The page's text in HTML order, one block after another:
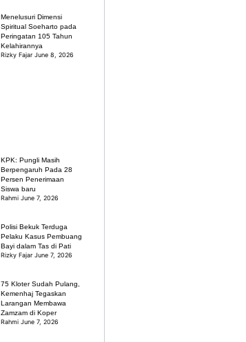
Menelusuri Dimensi
Spiritual Soeharto pada
Peringatan 105 Tahun
Kelahirannya
Rizky FajarJune 8, 2026
KPK: Pungli Masih
Berpengaruh Pada 28
Persen Penerimaan
Siswa baru
Rahmi June 7, 2026
Polisi Bekuk Terduga
Pelaku Kasus Pembuang
Bayi dalam Tas di Pati
Rizky FajarJune 7, 2026
75 Kloter Sudah Pulang,
Kemenhaj Tegaskan
Larangan Membawa
Zamzam di Koper
Rahmi June 7, 2026